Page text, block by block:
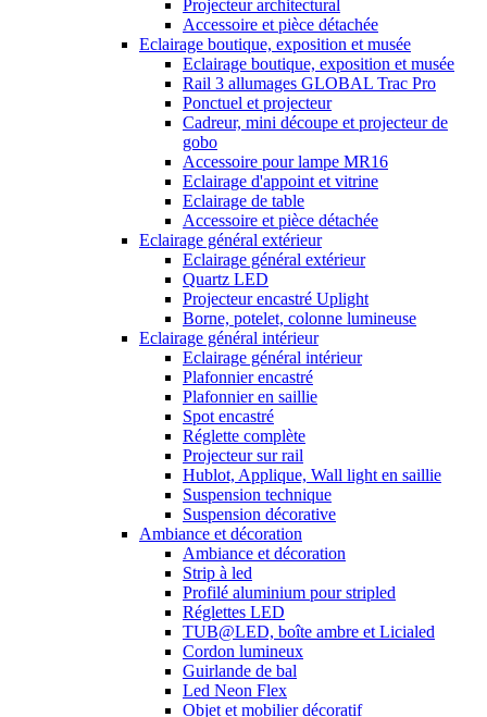
Projecteur architectural
Accessoire et pièce détachée
Eclairage boutique, exposition et musée
Eclairage boutique, exposition et musée
Rail 3 allumages GLOBAL Trac Pro
Ponctuel et projecteur
Cadreur, mini découpe et projecteur de
gobo
Accessoire pour lampe MR16
Eclairage d'appoint et vitrine
Eclairage de table
Accessoire et pièce détachée
Eclairage général extérieur
Eclairage général extérieur
Quartz LED
Projecteur encastré Uplight
Borne, potelet, colonne lumineuse
Eclairage général intérieur
Eclairage général intérieur
Plafonnier encastré
Plafonnier en saillie
Spot encastré
Réglette complète
Projecteur sur rail
Hublot, Applique, Wall light en saillie
Suspension technique
Suspension décorative
Ambiance et décoration
Ambiance et décoration
Strip à led
Profilé aluminium pour stripled
Réglettes LED
TUB@LED, boîte ambre et Licialed
Cordon lumineux
Guirlande de bal
Led Neon Flex
Objet et mobilier décoratif